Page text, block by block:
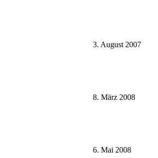
3. August 2007
8. März 2008
6. Mai 2008